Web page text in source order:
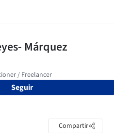
Seguir
Compartir